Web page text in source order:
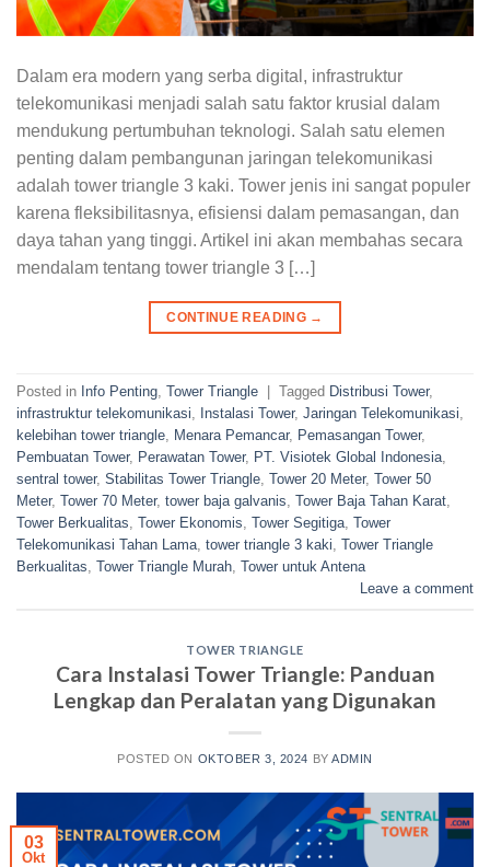
Dalam era modern yang serba digital, infrastruktur
telekomunikasi menjadi salah satu faktor krusial dalam
mendukung pertumbuhan teknologi. Salah satu elemen
penting dalam pembangunan jaringan telekomunikasi
adalah tower triangle 3 kaki. Tower jenis ini sangat populer
karena fleksibilitasnya, efisiensi dalam pemasangan, dan
daya tahan yang tinggi. Artikel ini akan membahas secara
mendalam tentang tower triangle 3 […]
CONTINUE READING →
Posted in Info Penting Tower Triangle Tagged Distribusi Tower,
infrastruktur telekomunikasi
Instalasi Tower, Jaringan Telekomunikasi
kelebihan tower triangle
Menara Pemancar, Pemasangan Tower,
Pembuatan Tower, Perawatan Tower, PT. Visiotek Global Indonesia
sentral tower, Stabilitas Tower Triangle Tower 20 Meter, Tower 50
Meter, Tower 70 Meter, tower baja galvanis Tower Baja Tahan Karat
Tower Berkualitas Tower Ekonomis Tower Segitiga Tower
Telekomunikasi Tahan Lama tower triangle 3 kaki Tower Triangle
Berkualitas Tower Triangle Murah Tower untuk Antena
Leave a comment
TOWER TRIANGLE
Cara Instalasi Tower Triangle: Panduan
Lengkap dan Peralatan yang Digunakan
POSTED ON OKTOBER 3, 2024 BYADMIN
03
Okt